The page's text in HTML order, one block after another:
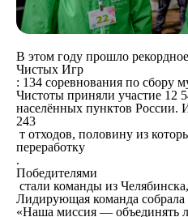
В этом году прошло
Чистых Игр
: 134 соревнования по сбору
Чистоты приняли участие 12
населённых пунктов России.
243
т отходов, половину из
переработку
.
Победителями
стали команды из
Лидирующая команда собрала
«Наша миссия — объединять